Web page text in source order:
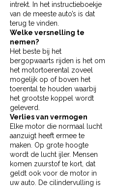
intrekt. In het instructieboekje
van de meeste auto’s is dat
terug te vinden.
Welke versnelling te
nemen?
Het beste bij het
bergopwaarts rijden is het om
het motortoerental zoveel
mogelijk op of boven het
toerental te houden waarbij
het grootste koppel wordt
geleverd.
Verlies van vermogen
Elke motor die normaal lucht
aanzuigt heeft ermee te
maken. Op grote hoogte
wordt de lucht ijler. Mensen
komen zuurstof te kort, dat
geldt ook voor de motor in
uw auto. De cilindervulling is